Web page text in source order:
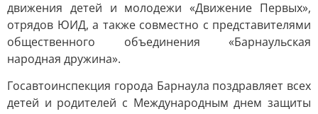
движения детей и молодежи «Движение Первых»,
отрядов ЮИД, а также совместно с представителями
общественного объединения «Барнаульская
народная дружина».
Госавтоинспекция города Барнаула поздравляет всех
детей и родителей с Международным днем защиты